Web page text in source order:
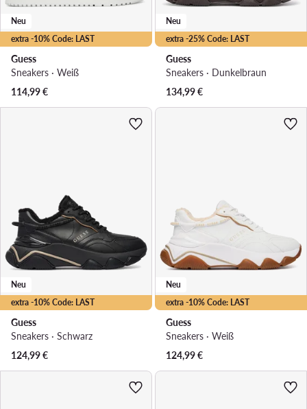
extra -10% Code: LAST
Neu
Guess
Sneakers · Weiß
114,99€
extra -25% Code: LAST
Neu
Guess
Sneakers · Dunkelbraun
134,99€
extra -10% Code: LAST
Neu
Guess
Sneakers · Schwarz
124,99€
extra -10% Code: LAST
Neu
Guess
Sneakers · Weiß
124,99€